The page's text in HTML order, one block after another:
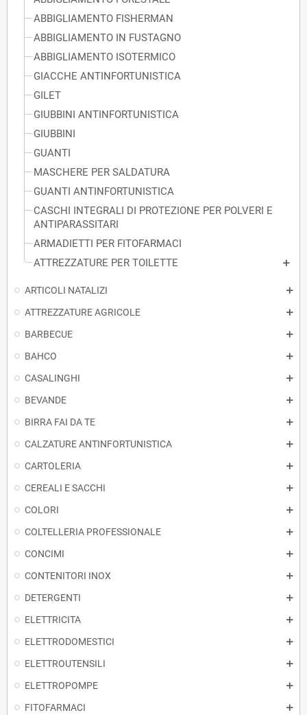
ABBIGLIAMENTO FISHERMAN
ABBIGLIAMENTO IN FUSTAGNO
ABBIGLIAMENTO ISOTERMICO
GIACCHE ANTINFORTUNISTICA
GILET
GIUBBINI ANTINFORTUNISTICA
GIUBBINI
GUANTI
MASCHERE PER SALDATURA
GUANTI ANTINFORTUNISTICA
CASCHI INTEGRALI DI PROTEZIONE PER POLVERI E
ANTIPARASSITARI
ARMADIETTI PER FITOFARMACI
ATTREZZATURE PER TOILETTE
ARTICOLI NATALIZI
ATTREZZATURE AGRICOLE
BARBECUE
BAHCO
CASALINGHI
BEVANDE
BIRRA FAI DA TE
CALZATURE ANTINFORTUNISTICA
CARTOLERIA
CEREALI E SACCHI
COLORI
COLTELLERIA PROFESSIONALE
CONCIMI
CONTENITORI INOX
DETERGENTI
ELETTRICITA
ELETTRODOMESTICI
ELETTROUTENSILI
ELETTROPOMPE
FITOFARMACI